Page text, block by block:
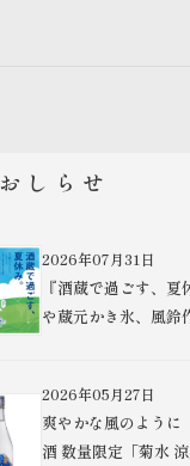
おしらせ
2026年07月31日
『酒蔵で過ごす、
や蔵元かき氷、風鈴
2026年05月27日
爽やかな風のよう
酒 数量限定「菊水